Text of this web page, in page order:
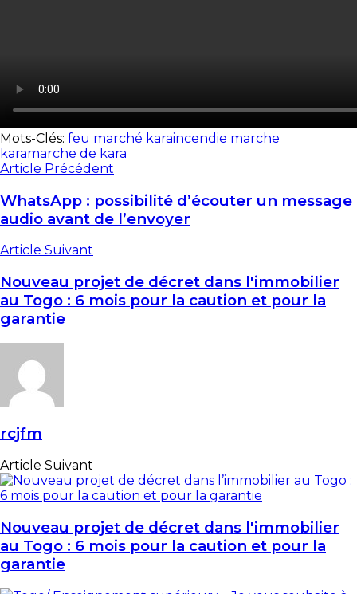
Mots-Clés: feu marché karaincendie marche
karamarche de kara
Article Précédent
WhatsApp : possibilité d’écouter un message
audio avant de l’envoyer
Article Suivant
Nouveau projet de décret dans l'immobilier
au Togo : 6 mois pour la caution et pour la
garantie
rcjfm
Article Suivant
Nouveau projet de décret dans l'immobilier
au Togo : 6 mois pour la caution et pour la
garantie